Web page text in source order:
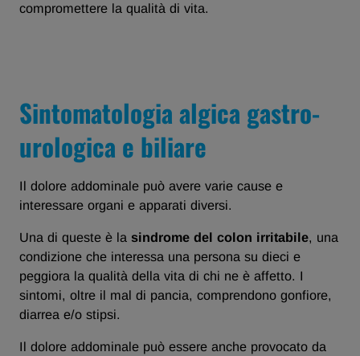
compromettere la qualità di vita.
Sintomatologia algica gastro-
urologica e biliare
Il dolore addominale può avere varie cause e
interessare organi e apparati diversi.
Una di queste è la sindrome del colon irritabile, una
condizione che interessa una persona su dieci e
peggiora la qualità della vita di chi ne è affetto. I
sintomi, oltre il mal di pancia, comprendono gonfiore,
diarrea e/o stipsi.
Il dolore addominale può essere anche provocato da